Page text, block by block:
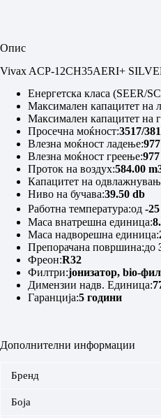
Опис
Vivax ACP-12CH35AERI+
Енергетска класа (SEER/
Максимален капацитет на
Максимален капацитет на
Просечна моќност:3517/
Влезна моќност ладење:
Влезна моќност греење:
Проток на воздух:584.00
Капацитет на
Ниво на бучава:39.50 db
Работна температура:од -
Маса внатрешна единица:
Маса надворешна единица:
Препорачана површина:до
Фреон:R32
Филтри:јонизатор, bio-
Димензии надв. Единица:
Гаранција:5 години
Дополнителни информации
Бренд
Боја